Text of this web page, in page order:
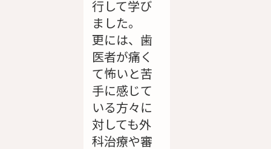
行して学び
ました。
更には、歯
医者が痛く
て怖いと苦
手に感じて
いる方々に
対しても外
科治療や審